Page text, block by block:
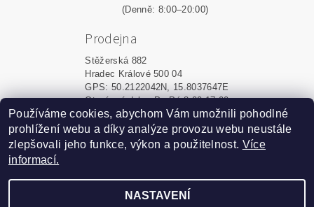
(Denně: 8:00–20:00)
Prodejna
Stěžerská 882
Hradec Králové 500 04
GPS: 50.2122042N, 15.8037647E
Otevírací doba: Po-Pá 8:00-17:00
2026 © ablampy.cz, všechna práva vyhrazena Upravit nastavení cookies
Podle zákona o evidenci tržeb
Používáme cookies, abychom Vám umožnili pohodlné
prohlížení webu a díky analýze provozu webu neustále
zlepšovali jeho funkce, výkon a použitelnost. Více
informací.
NASTAVENÍ